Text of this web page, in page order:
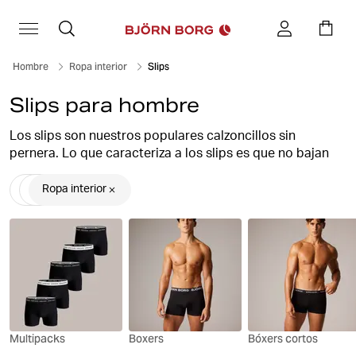
Hombre Ropa interior Slips
Slips para hombre
Los slips son nuestros populares calzoncillos sin
pernera. Lo que caracteriza a los slips es que no bajan
sobre los muslos. No se suben y por eso son perfectos
debajo de pantalones más ajustados. También ofrecen
máxima comodidad y sujeción.
En Björn Borg encontrarás slips tanto para el día a día
como para entrenar.
Llevamos más de 30 años perfeccionando nuestra ropa
interior. Diseñando y rediseñando, mejorando y
desarrollando, sin dejar de mantenernos fieles a nuestro
legado. Nunca hemos tomado atajos, porque no se
Ropa interior
Multipacks Boxers Bóxers cortos